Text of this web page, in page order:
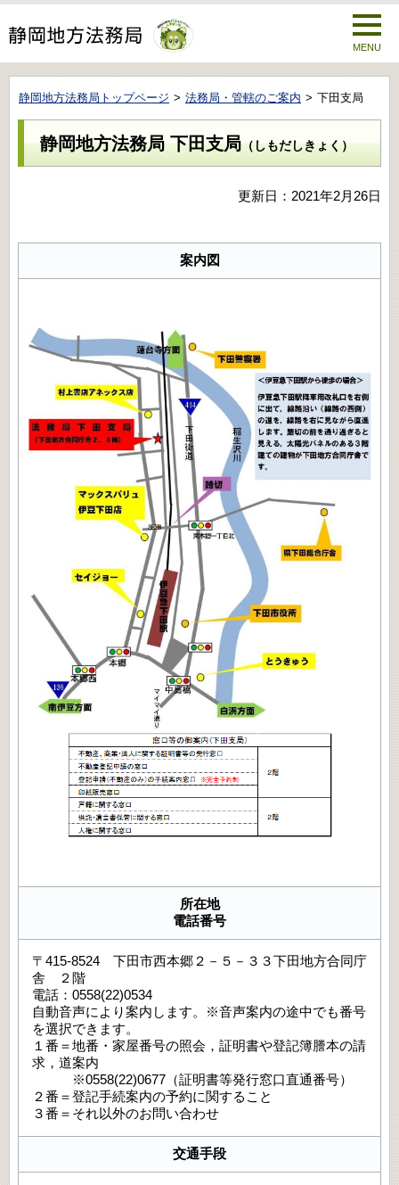
MENU
静岡地方法務局トップページ 法務局・管轄のご案内 下田支局
静岡地方法務局 下田支局（しもだしきょく）
更新日：2021年2月26日
案内図
所在地
電話番号
〒415-8524 下田市西本郷２－５－３３下田地方合同庁
舎 ２階
電話：0558(22)0534
自動音声により案内します。※音声案内の途中でも番号
を選択できます。
１番＝地番・家屋番号の照会，証明書や登記簿謄本の請
求，道案内
※0558(22)0677（証明書等発行窓口直通番号）
２番＝登記手続案内の予約に関すること
３番＝それ以外のお問い合わせ
交通手段